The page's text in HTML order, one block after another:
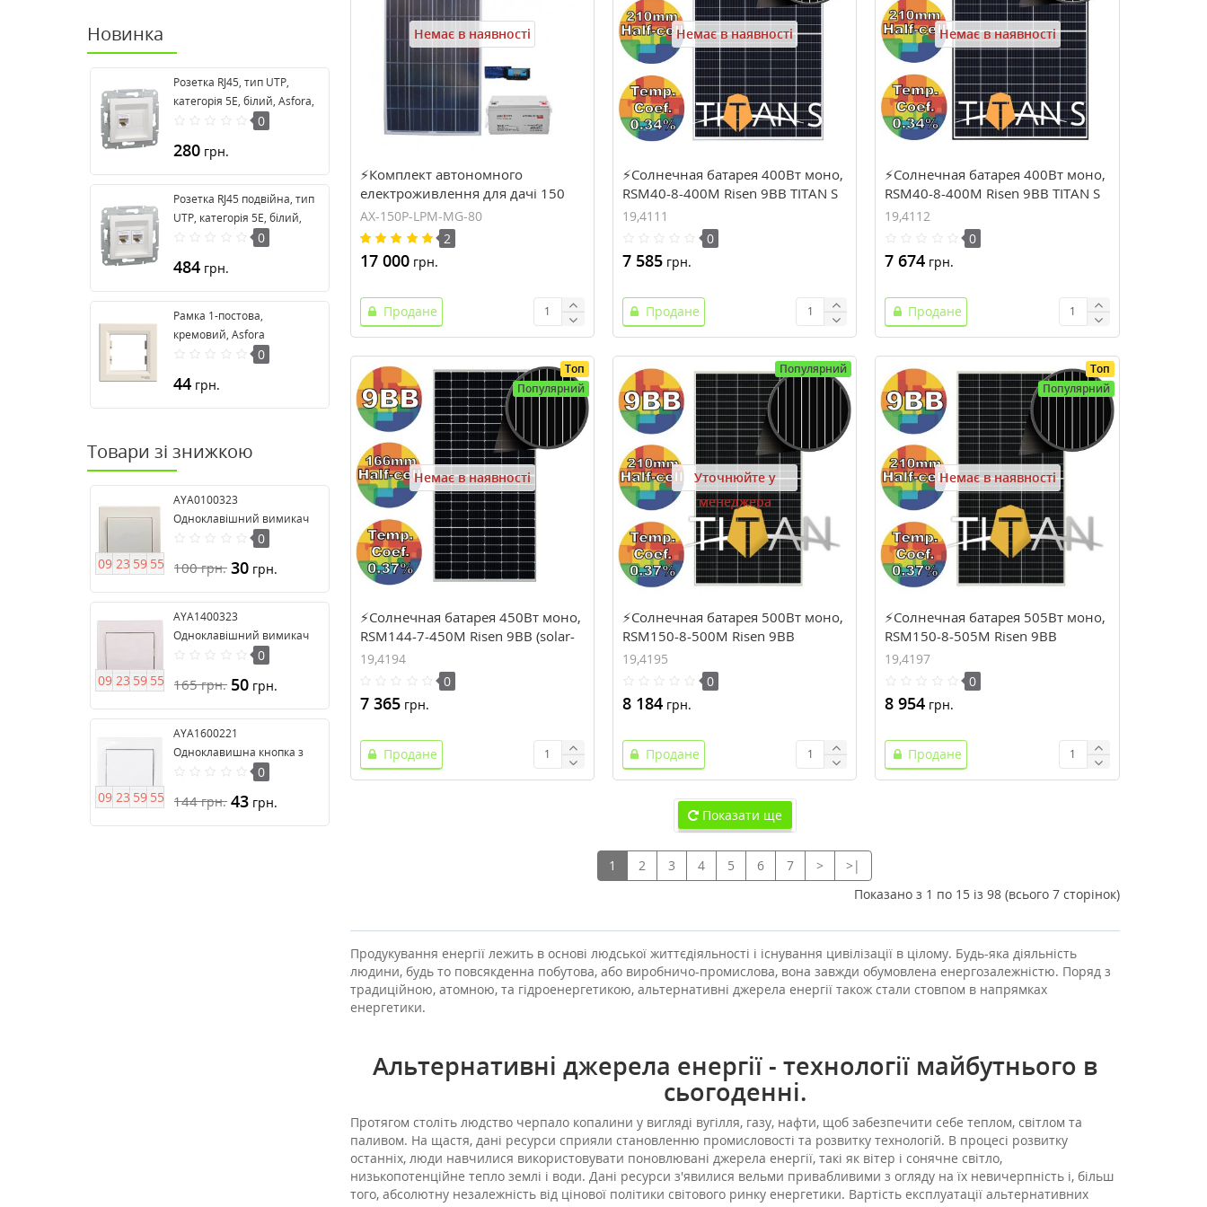
Новинка
Розетка RJ45, тип UTP,
категорія 5E, білий, Asfora,
без рамки EPH4370121
0
280 грн.
Розетка RJ45 подвійна, тип
UTP, категорія 5E, білий,
Asfora, без рамки
0
484 грн.
Рамка 1-постова,
кремовий, Asfora
0
44 грн.
Товари зі знижкою
09 23 59 54
AYA0100323
Одноклавішний вимикач
0
100грн. 30 грн.
09 23 59 54
AYA1400323
Одноклавішний вимикач
16А серія Anya 0
165грн. 50 грн.
09 23 59 54
AYA1600221
Одноклавишна кнопка з
підсвічуванням серії Anya
0
144грн. 43 грн.
Немає в наявності
⚡Комплект автономного
електроживлення для дачі 150
Вт, 12 В, 80 ампер-часів (AX-150P-
LPM-MG-80)
AX-150P-LPM-MG-80
2
17 000грн.
Продане
Немає в наявності
⚡Солнечная батарея 400Вт моно,
RSM40-8-400M Risen 9BB TITAN S
(solar-721)
19,4111
0
7 585грн.
Продане
Немає в наявності
⚡Солнечная батарея 400Вт моно,
RSM40-8-400M Risen 9BB TITAN S
BLACK FRAME (solar-722)
19,4112
0
7 674 грн.
Продане
Топ
Популярний
Немає в наявності
⚡Солнечная батарея 450Вт моно,
RSM144-7-450M Risen 9BB (solar-
706)
19,4194
0
7 365грн.
Продане
Популярний
Уточнюйте у
менеджера
⚡Солнечная батарея 500Вт моно,
RSM150-8-500M Risen 9BB
210mm, TITAN (solar-688)
19,4195
0
8 184грн.
Продане
Топ
Популярний
Немає в наявності
⚡Солнечная батарея 505Вт моно,
RSM150-8-505M Risen 9BB
210mm, TITAN (solar-711)
19,4197
0
8 954 грн.
Продане
Показати ще
1 2 3 4 5 6 7 >
>|
Показано з 1 по 15 із 98 (всього 7 сторінок)
Продукування енергії лежить в основі людської життєдіяльності і існування цивілізації в цілому. Будь-яка діяльність
людини, будь то повсякденна побутова, або виробничо-промислова, вона завжди обумовлена енергозалежністю. Поряд з
традиційною, атомною, та гідроенергетикою, альтернативні джерела енергії також стали стовпом в напрямках
енергетики.
Альтернативні джерела енергії - технології майбутнього в
сьогоденні.
Протягом століть людство черпало копалини у вигляді вугілля, газу, нафти, щоб забезпечити себе теплом, світлом та
паливом. На щастя, дані ресурси сприяли становленню промисловості та розвитку технологій. В процесі розвитку
останніх, люди навчилися використовувати поновлювані джерела енергії, такі як вітер і сонячне світло,
низькопотенційне тепло землі і води. Дані ресурси з'явилися вельми привабливими з огляду на їх невичерпність і, більш
того, абсолютну незалежність від цінової політики світового ринку енергетики. Вартість експлуатації альтернативних